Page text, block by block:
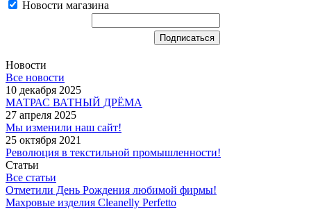
Новости магазина
Новости
Все новости
10 декабря 2025
МАТРАС ВАТНЫЙ ДРЁМА
27 апреля 2025
Мы изменили наш сайт!
25 октября 2021
Революция в текстильной промышленности!
Статьи
Все статьи
Отметили День Рождения любимой фирмы!
Махровые изделия Cleanelly Perfetto